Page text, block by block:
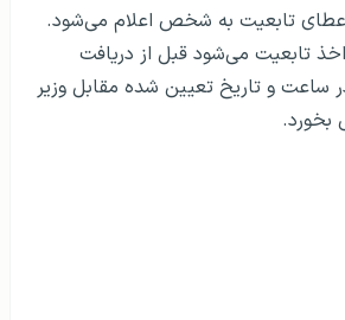
تابعیت به شخص اعلام می‌شود.
تابعیت می‌شود قبل از دریافت
ساعت و تاریخ تعیین شده مقابل وزیر
بخورد.